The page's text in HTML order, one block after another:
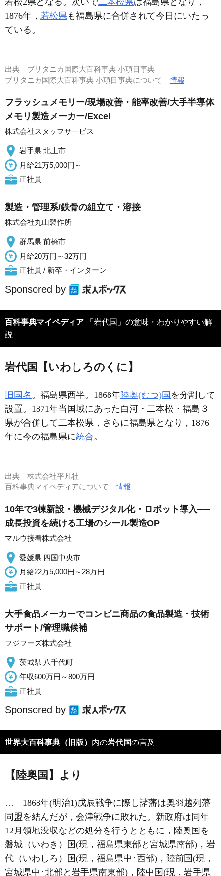
若松2県となる。次いで二本松県は福島県となり，
1876年， 若松県も福島県に合併されて今日にいたっ
ている。
出典 ブリタニカ国際大百科事典 小項目事典
ブリタニカ国際大百科事典 小項目事典について情報
フラッシュメモリー/現場改善・能率改善/大手半導体
メモリ製造メーカー/Excel
株式会社スタッフサービス
岩手県 北上市
月給21万5,000円～
正社員
製造・管理系/鉄骨の組立て・溶接
株式会社丸山製作所
群馬県 前橋市
月給20万円～32万円
正社員 / 新卒・インターン
Sponsored by
百科事典マイペディア 「岩代国」の意味・わかりやすい解
説
岩代国【いわしろのくに】
旧国名 。福島県西半。1868年陸奥(むつ)国 を分割して
設置。1871年当国域にあった白河・二本松・福島３
県が合併して二本松県，さらに福島県となり，1876
年に今の福島県に統合。
出典 株式会社平凡社
百科事典マイペディアについて情報
10年で3棟新設・機械デジタル化・ロボット導入──
成長投資を続ける工場のシール製造OP
マルウ接着株式会社
愛媛県 四国中央市
月給22万5,000円～28万円
正社員
大手食品メーカーでコンビニ商品の食品製造・技術
サポート/管理職候補
フジフーズ株式会社
茨城県 八千代町
年収600万円～800万円
正社員
Sponsored by
世界大百科事典（旧版） 内の岩代国の言及
【陸奥国】より
… 1868年(明治1)戊辰戦争に際し諸藩は奥羽越列藩
同盟 を結んだが， 会津戦争に敗れた。新政府は同年
12月領地没収などの処分を行うとともに，陸奥国を
磐城（いわき）国(現，福島県東部と宮城県南部)，岩
代（いわしろ）国(現，福島県中･西部)，陸前国(現，
宮城県中･北部と岩手県南東部)，陸中国(現，岩手県